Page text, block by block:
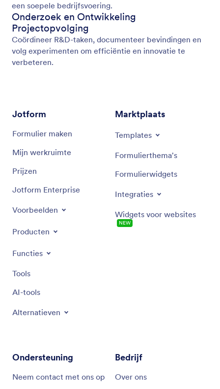
een soepele bedrijfsvoering.
Onderzoek en Ontwikkeling
Projectopvolging
Coördineer R&D-taken, documenteer bevindingen en
volg experimenten om efficiëntie en innovatie te
verbeteren.
Jotform
Formulier maken
Mijn werkruimte
Prijzen
Jotform Enterprise
Voorbeelden
Producten
Functies
Tools
AI-tools
Alternatieven
Marktplaats
Templates
Formulierthema's
Formulierwidgets
Integraties
Widgets voor websites
NEW
Ondersteuning
Neem contact met ons op
Bedrijf
Over ons